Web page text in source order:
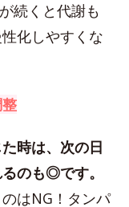
続くと代謝も
化しやすくな
時は、次の日
のも◎です。
はNG！タンパ